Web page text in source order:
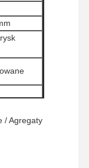
T
FedEx
/ Agregaty